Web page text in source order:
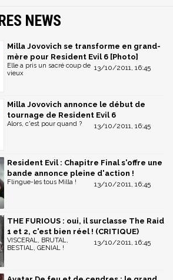
NEWS
Milla Jovovich se transforme en grand-
mère pour Resident Evil 6 [Photo]
13/10/2011, 16:45
Elle a pris un sacré coup de
vieux
Milla Jovovich annonce le début de
tournage de Resident Evil 6
13/10/2011, 16:45
Alors, c'est pour quand ?
Resident Evil : Chapitre Final s'offre une
bande annonce pleine d'action !
13/10/2011, 16:45
Flingue-les tous Milla !
THE FURIOUS : oui, il surclasse The Raid
1 et 2, c'est bien réel ! (CRITIQUE)
13/10/2011, 16:45
VISCERAL, BRUTAL,
BESTIAL, GENIAL !